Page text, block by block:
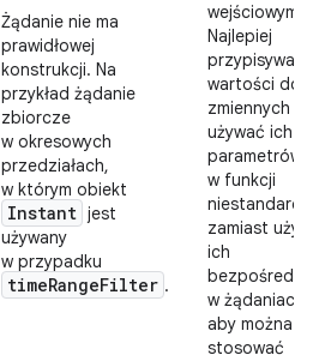
Żądanie nie ma
prawidłowej
konstrukcji. Na
przykład żądanie
zbiorcze
w okresowych
przedziałach,
w którym obiekt
Instant jest
używany
w przypadku
timeRangeFilter .
wejściowymi.
Najlepiej
przypisywać
wartości do
zmiennych
używać ich
parametrów
w funkcji
zamiast
ich
w żądaniach,
aby można
stosować